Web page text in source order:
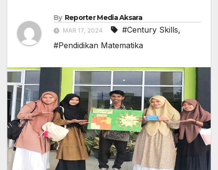
By Reporter Media Aksara
MAR 17, 2024 #Century Skills,
#Pendidikan Matematika